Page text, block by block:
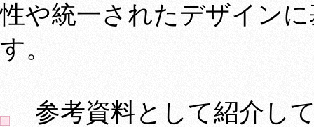
性や統一されたデザイン
す。
参考資料として紹介し